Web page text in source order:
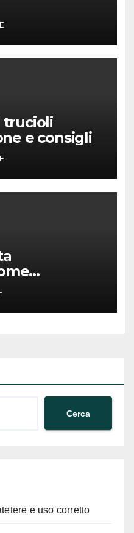
trucioli
e consigli
Cerca
e uso corretto